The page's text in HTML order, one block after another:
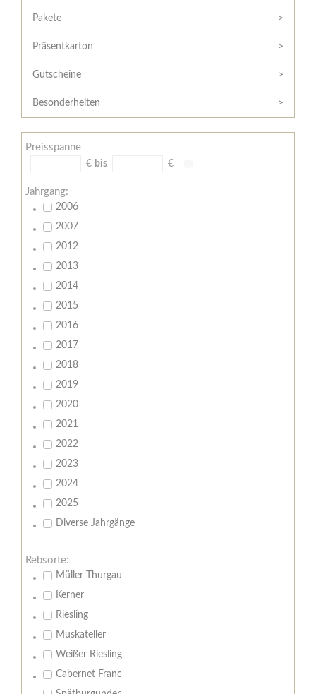
/
Widerrufsformular
AGB
Zahlungsbedingungen
Meine
Pakete
Präsentkarton
Gutscheine
Besonderheiten
Preisspanne
€ bis €
Jahrgang:
2006
2007
2012
2013
2014
2015
2016
2017
2018
2019
2020
2021
2022
2023
2024
2025
Diverse Jahrgänge
Rebsorte:
Müller Thurgau
Kerner
Riesling
Muskateller
Weißer Riesling
Cabernet Franc